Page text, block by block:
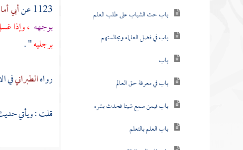
باب حث الشباب على طلب العلم
باب في فضل العلماء ومجالستهم
باب
باب في معرفة حق العالم
باب فيمن سمع شيئا فحدث بشره
باب العلم بالتعلم
1123 عن
أبي
بوجهه ، وإذا
برجليه" .
رواهالطبرانيفي
قلت : ويأتي